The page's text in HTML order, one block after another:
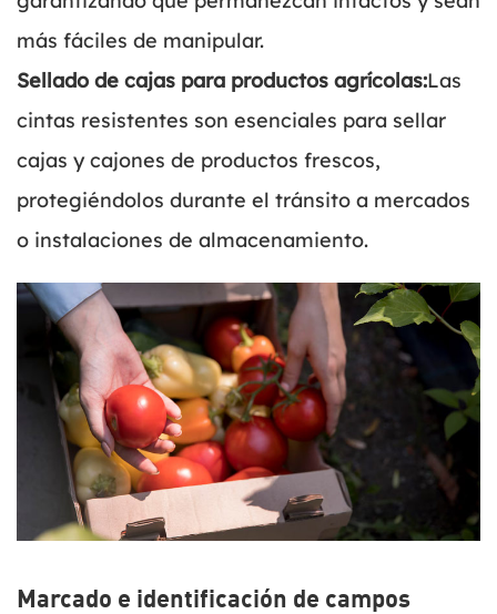
más fáciles de manipular.
Sellado de cajas para productos agrícolas:Las
cintas resistentes son esenciales para sellar
cajas y cajones de productos frescos,
protegiéndolos durante el tránsito a mercados
o instalaciones de almacenamiento.
Marcado e identificación de campos